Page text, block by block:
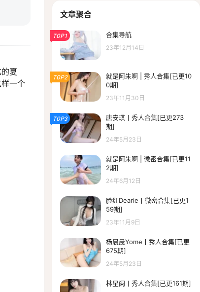
夏
一个
文章聚合
TOP1 合集导航
23年12月14日
TOP2
就是阿朱啊 | 秀人合集[已更10
0期]
23年11月30日
TOP3
唐安琪丨秀人合集[已更273
期]
24年5月23日
就是阿朱啊 | 微密合集[已更11
2期]
24年6月12日
脸红Dearie丨微密合集[已更1
59期]
23年11月9日
杨晨晨Yome丨秀人合集[已更
675期]
24年5月23日
林星阑丨秀人合集[已更161期]